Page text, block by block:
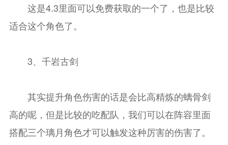
这是4.3里面可以免费获取的一个了，也是比较
适合这个角色了。
3、千岩古剑
其实提升角色伤害的话是会比高精炼的螭骨剑
高的呢，但是比较的吃配队，我们可以在阵容里面
搭配三个璃月角色才可以触发这种厉害的伤害了。